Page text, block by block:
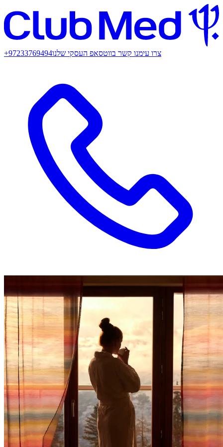
+97233769494צרו עימנו קשר בווטסאפ העסקי שלנו